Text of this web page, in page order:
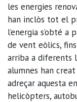
les energies
han inclòs tot el
l’energia s’obté
de vent eòlics,
arriba a diferents
alumnes han
adreçar aquesta
helicòpters,